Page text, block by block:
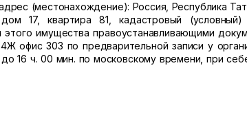
(местонахождение): Россия, Республика
17, квартира 81, кадастровый
имущества правоустанавливающими
офис 303 по предварительной записи у
16 ч. 00 мин. по московскому времени, при